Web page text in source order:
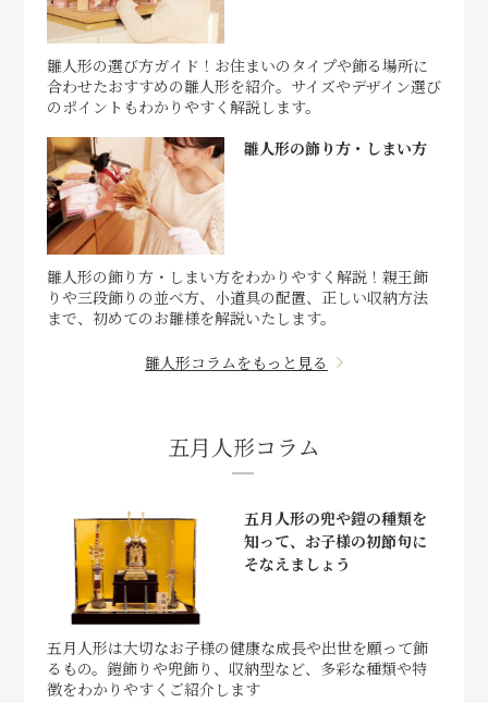
雛人形の選び方ガイド！お住まいのタイプや飾る場所に
合わせたおすすめの雛人形を紹介。サイズやデザイン選び
のポイントもわかりやすく解説します。
雛人形の飾り方・しまい方
雛人形の飾り方・しまい方をわかりやすく解説！親王飾
りや三段飾りの並べ方、小道具の配置、正しい収納方法
まで、初めてのお雛様を解説いたします。
雛人形コラムをもっと見る
五月人形コラム
五月人形の兜や鎧の種類を
知って、お子様の初節句に
そなえましょう
五月人形は大切なお子様の健康な成長や出世を願って飾
るもの。鎧飾りや兜飾り、収納型など、多彩な種類や特
徴をわかりやすくご紹介します